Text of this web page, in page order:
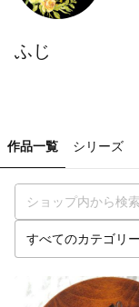
ふじ
作品一覧 シリーズ